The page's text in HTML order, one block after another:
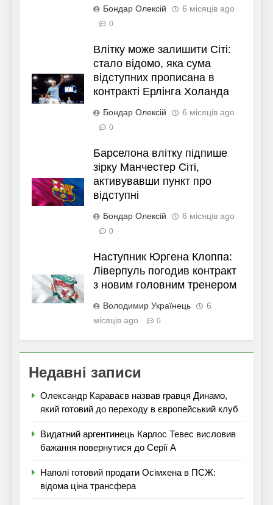
Бондар Олексій 6 місяців ago
0
Влітку може залишити Сіті:
стало відомо, яка сума
відступних прописана в
контракті Ерлінга Холанда
Бондар Олексій 6 місяців ago
0
Барселона влітку підпише
зірку Манчестер Сіті,
активувавши пункт про
відступні
Бондар Олексій 6 місяців ago
0
Наступник Юргена Клоппа:
Ліверпуль погодив контракт
з новим головним тренером
Володимир Українець
6
місяців ago
0
Недавні записи
Олександр Караваєв назвав гравця Динамо,
який готовий до переходу в європейський клуб
Видатний аргентинець Карлос Тевес висловив
бажання повернутися до Серії А
Наполі готовий продати Осімхена в ПСЖ:
відома ціна трансфера